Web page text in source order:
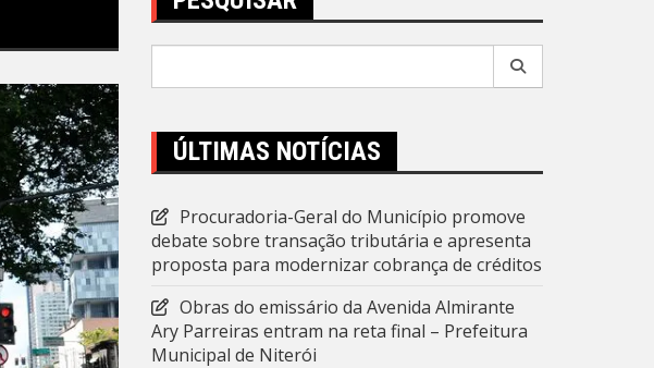
ÚLTIMAS NOTÍCIAS
Procuradoria-Geral do Município promove
debate sobre transação tributária e apresenta
proposta para modernizar cobrança de créditos
Obras do emissário da Avenida Almirante
Ary Parreiras entram na reta final – Prefeitura
Municipal de Niterói